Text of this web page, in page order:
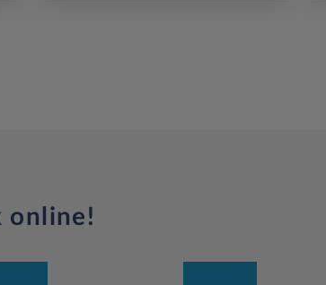
online!